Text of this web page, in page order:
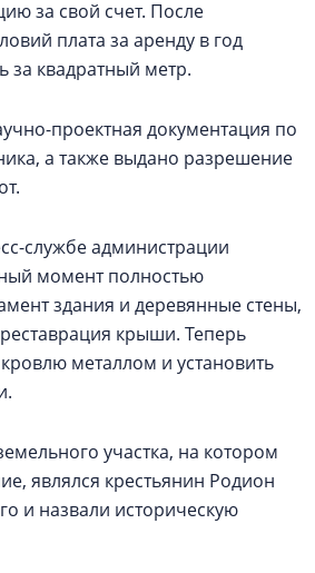
за свой счет. После
плата за аренду в год
за квадратный метр.
проектная документация по
а также выдано разрешение
службе администрации
момент полностью
здания и деревянные стены,
крыши. Теперь
металлом и установить
участка, на котором
являлся крестьянин Родион
и назвали историческую